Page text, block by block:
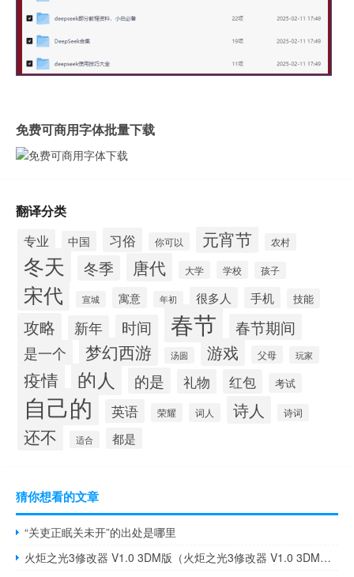
免费可商用字体批量下载
翻译分类
专业
中国 习俗 你可以 元宵节 农村
冬天 冬季 唐代 大学 学校 孩子
宋代 宣城 寓意 年初 很多人 手机 技能
攻略 新年 时间 春节 春节期间
是一个 梦幻西游 汤圆 游戏 父母 玩家
疫情 的人 的是 礼物 红包 考试
自己的 英语 荣耀 词人 诗人 诗词
还不 适合 都是
猜你想看的文章
“关吏正眠关未开”的出处是哪里
火炬之光3修改器 V1.0 3DM版（火炬之光3修改器 V1.0 3DM版功能简介）